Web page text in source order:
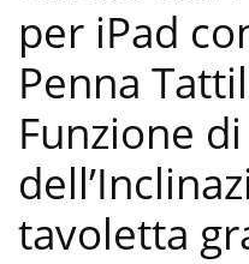
per iPad
Penna
Funzione
tavoletta